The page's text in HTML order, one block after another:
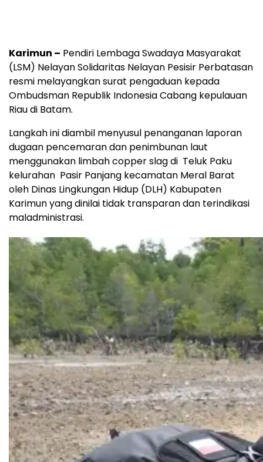
Karimun – Pendiri Lembaga Swadaya Masyarakat
(LSM) Nelayan Solidaritas Nelayan Pesisir Perbatasan
resmi melayangkan surat pengaduan kepada
Ombudsman Republik Indonesia Cabang kepulauan
Riau di Batam.
Langkah ini diambil menyusul penanganan laporan
dugaan pencemaran dan penimbunan laut
menggunakan limbah copper slag di Teluk Paku
kelurahan Pasir Panjang kecamatan Meral Barat
oleh Dinas Lingkungan Hidup (DLH) Kabupaten
Karimun yang dinilai tidak transparan dan terindikasi
maladministrasi.